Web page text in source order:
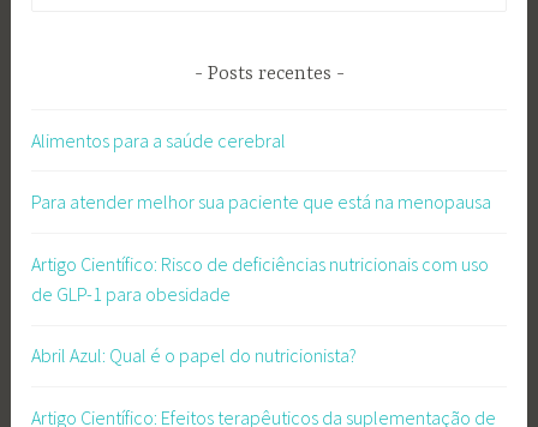
Posts recentes
Alimentos para a saúde cerebral
Para atender melhor sua paciente que está na menopausa
Artigo Científico: Risco de deficiências nutricionais com uso
de GLP-1 para obesidade
Abril Azul: Qual é o papel do nutricionista?
Artigo Científico: Efeitos terapêuticos da suplementação de